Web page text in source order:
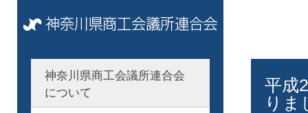
平成
りま
神奈川県商工会議所連合会
について